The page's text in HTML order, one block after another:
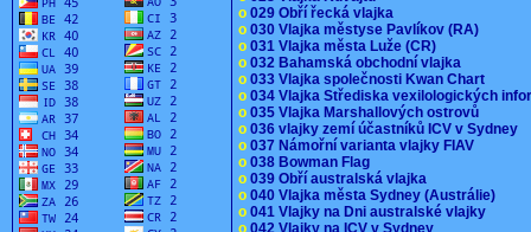
o 029 Obří řecká vlajka
o 030 Vlajka městyse Pavlíkov (RA)
o 031 Vlajka města Luže (CR)
o 032 Bahamská obchodní vlajka
o 033 Vlajka společnosti Kwan Chart
o 034 Vlajka Střediska vexilologických
o 035 Vlajka Marshallových ostrovů
o 036 vlajky zemí účastníků ICV v Sydney
o 037 Námořní varianta vlajky FIAV
o 038 Bowman Flag
o 039 Obří australská vlajka
o 040 Vlajka města Sydney (Austrálie)
o 041 Vlajky na Dni australské vlajky
o 042 Vlajky na ICV v Sydney